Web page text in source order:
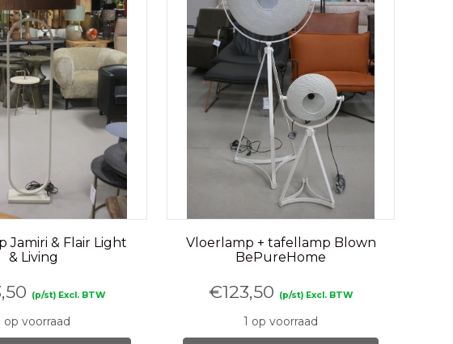
Jamiri & Flair Light
& Living
(p/st) Excl. BTW
op voorraad
Vloerlamp + tafellamp Blown
BePureHome
€123,50 (p/st) Excl. BTW
1 op voorraad